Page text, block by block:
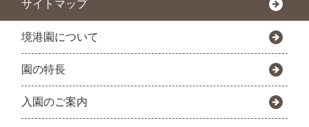
サイトマップ
境港園について
園の特長
入園のご案内